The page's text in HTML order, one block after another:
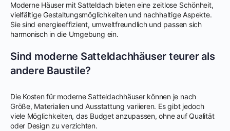
Moderne Häuser mit Satteldach bieten eine zeitlose Schönheit,
vielfältige Gestaltungsmöglichkeiten und nachhaltige Aspekte.
Sie sind energieeffizient, umweltfreundlich und passen sich
harmonisch in die Umgebung ein.
Sind moderne Satteldachhäuser teurer als
andere Baustile?
Die Kosten für moderne Satteldachhäuser können je nach
Größe, Materialien und Ausstattung variieren. Es gibt jedoch
viele Möglichkeiten, das Budget anzupassen, ohne auf Qualität
oder Design zu verzichten.